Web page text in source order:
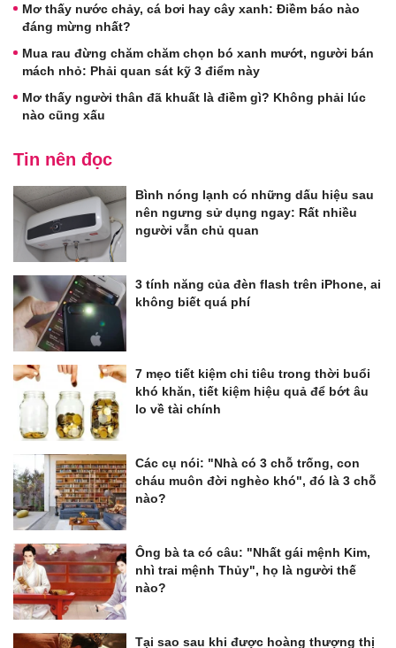
Mơ thấy nước chảy, cá bơi hay cây xanh: Điềm báo nào
đáng mừng nhất?
Mua rau đừng chăm chăm chọn bó xanh mướt, người bán
mách nhỏ: Phải quan sát kỹ 3 điểm này
Mơ thấy người thân đã khuất là điềm gì? Không phải lúc
nào cũng xấu
Tin nên đọc
Bình nóng lạnh có những dấu hiệu sau
nên ngưng sử dụng ngay: Rất nhiều
người vẫn chủ quan
3 tính năng của đèn flash trên iPhone, ai
không biết quá phí
7 mẹo tiết kiệm chi tiêu trong thời buổi
khó khăn, tiết kiệm hiệu quả để bớt âu
lo về tài chính
Các cụ nói: "Nhà có 3 chỗ trống, con
cháu muôn đời nghèo khó", đó là 3 chỗ
nào?
Ông bà ta có câu: "Nhất gái mệnh Kim,
nhì trai mệnh Thủy", họ là người thế
nào?
Tại sao sau khi được hoàng thượng thị